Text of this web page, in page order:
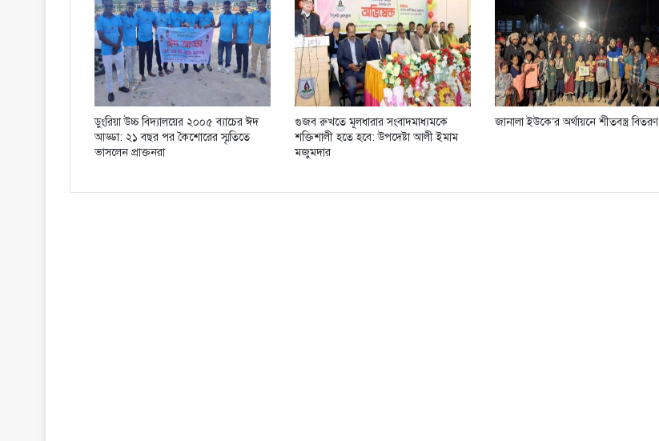
ডুংরিয়া উচ্চ বিদ্যালয়ের ২০০৫ ব্যাচের ঈদ
আড্ডা: ২১ বছর পর কৈশোরের স্মৃতিতে
ভাসলেন প্রাক্তনরা
গুজব রুখতে মূলধারার সংবাদমাধ্যমকে
শক্তিশালী হতে হবে: উপদেষ্টা আলী ইমাম
মজুমদার
জানালা ইউকে’র অর্থায়নে শীতবস্ত্র বিতরণ